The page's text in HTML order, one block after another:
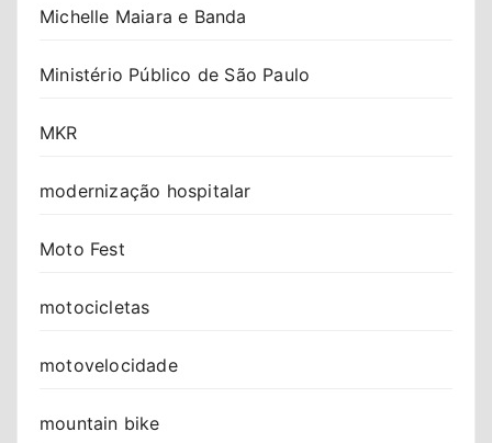
Michelle Maiara e Banda
Ministério Público de São Paulo
MKR
modernização hospitalar
Moto Fest
motocicletas
motovelocidade
mountain bike